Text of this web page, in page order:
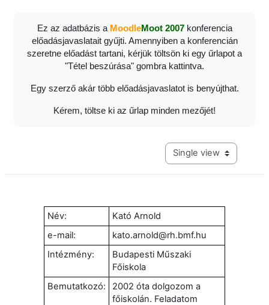
Ez az adatbázis a MoodleMoot 2007konferencia
előadásjavaslatait gyűjti. Amennyiben a konferencián
szeretne előadást tartani, kérjük töltsön ki egy űrlapot a
"Tétel beszúrása" gombra kattintva.
Egy szerző akár több előadásjavaslatot is benyújthat.
Kérem, töltse ki az űrlap minden mezőjét!
View mode tertiary
Név:
Kató Arnold
e-mail:
kato.arnold@rh.bmf.hu
Intézmény:
Budapesti Műszaki
Főiskola
Bemutatkozó:
2002 óta dolgozom a
főiskolán. Feladatom